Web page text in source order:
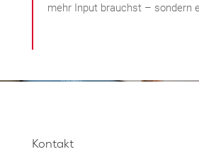
mehr Input brauchst – sondern
Kontakt